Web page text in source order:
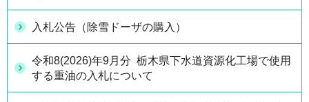
入札公告（除雪ドーザの購入）
令和8(2026)年9月分 栃木県下水道資源化工場で使用
する重油の入札について